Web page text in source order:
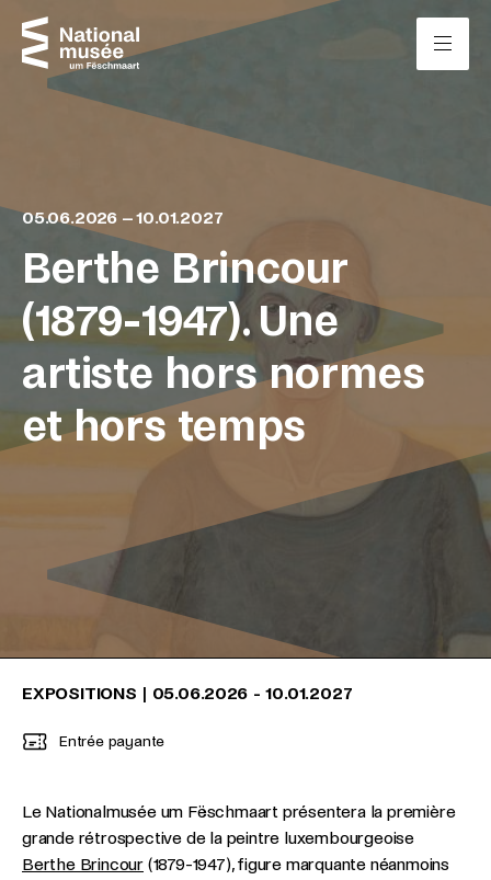
Passer directement au contenu
Berthe Brincour
(1879-1947). Une
artiste hors normes
et hors temps
05.06.2026 – 10.01.2027
EXPOSITIONS | 05.06.2026 - 10.01.2027
Entrée payante
Le Nationalmusée um Fëschmaart présentera la première
grande rétrospective de la peintre luxembourgeoise
Berthe Brincour (1879-1947), figure marquante néanmoins
Panneau de gestion des cookies